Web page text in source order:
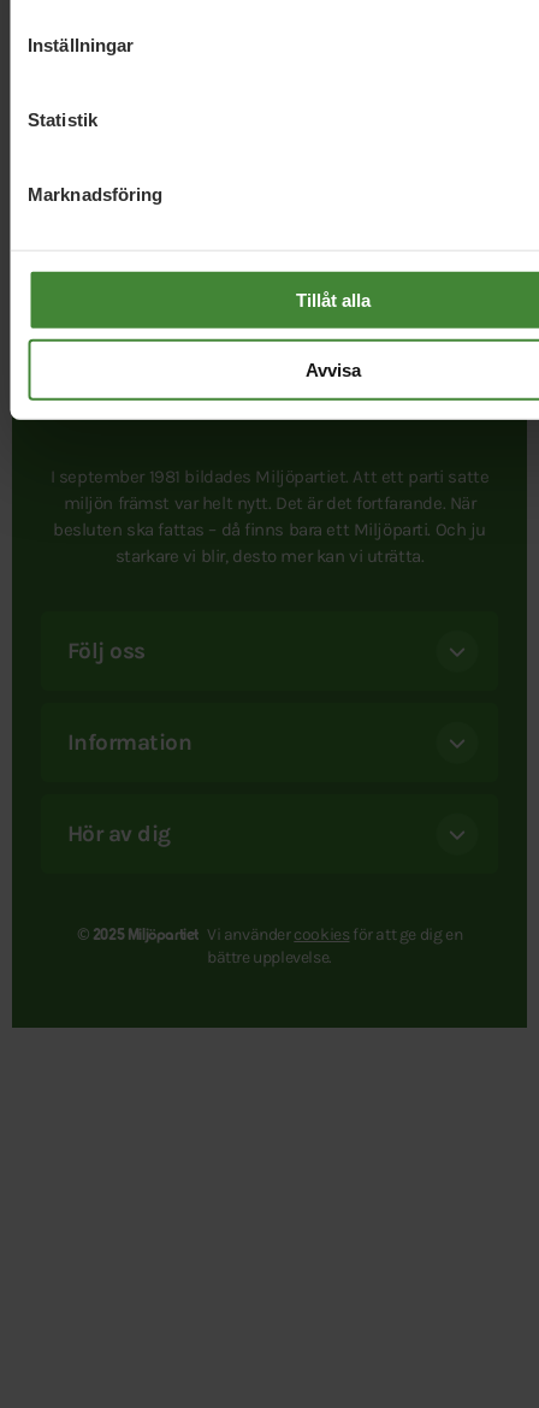
Inställningar
Statistik
Marknadsföring
Tillåt alla
Avvisa
att
I september 1981 bildades Miljöpartiet. Att ett parti satte
miljön främst var helt nytt. Det är det fortfarande. När
besluten ska fattas – då finns bara ett Miljöparti. Och ju
starkare vi blir, desto mer kan vi uträtta.
Följ oss
Information
Hör av dig
© 2025 Miljöpartiet Vi användercookies för att ge dig en
bättre upplevelse.